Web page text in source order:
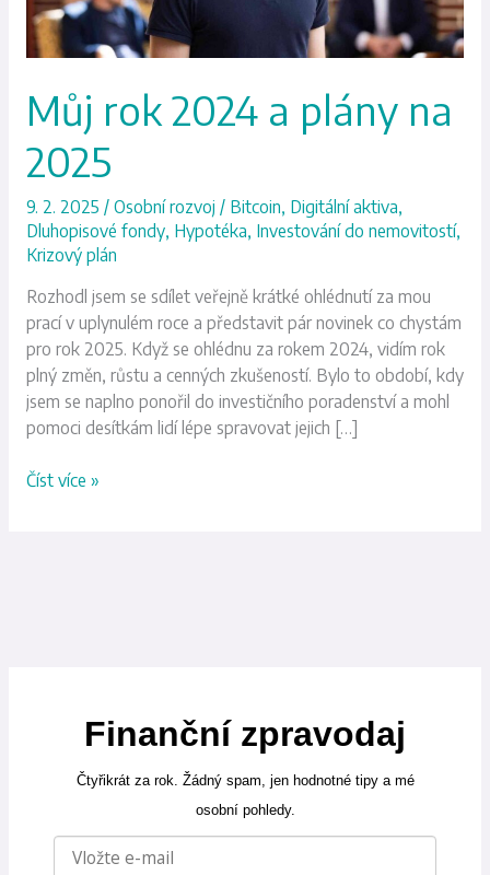
Můj rok 2024 a plány na
2025
9. 2. 2025 / Osobní rozvoj / Bitcoin, Digitální aktiva,
Dluhopisové fondy, Hypotéka, Investování do nemovitostí,
Krizový plán
Rozhodl jsem se sdílet veřejně krátké ohlédnutí za mou
prací v uplynulém roce a představit pár novinek co chystám
pro rok 2025. Když se ohlédnu za rokem 2024, vidím rok
plný změn, růstu a cenných zkušeností. Bylo to období, kdy
jsem se naplno ponořil do investičního poradenství a mohl
pomoci desítkám lidí lépe spravovat jejich […]
Číst více »
Finanční zpravodaj
Čtyřikrát za rok. Žádný spam, jen hodnotné tipy a mé
osobní pohledy.